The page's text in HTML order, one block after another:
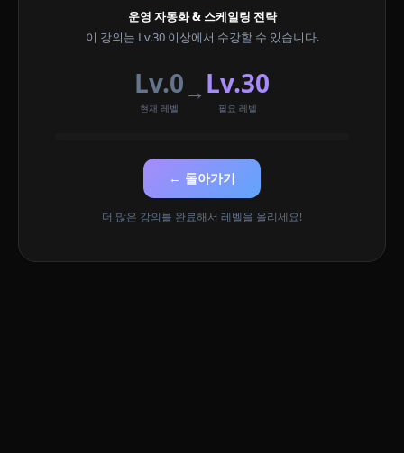
운영 자동화 & 스케일링 전략
이 강의는 Lv.30 이상에서 수강할 수 있습니다.
Lv.0
현재 레벨
→ Lv.30
필요 레벨
← 돌아가기
더 많은 강의를 완료해서 레벨을 올리세요!